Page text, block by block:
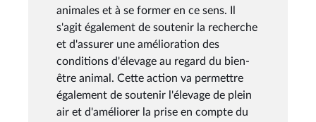
animales et à se former en ce sens. Il
s'agit également de soutenir la recherche
et d'assurer une amélioration des
conditions d'élevage au regard du bien-
être animal. Cette action va permettre
également de soutenir l'élevage de plein
air et d'améliorer la prise en compte du